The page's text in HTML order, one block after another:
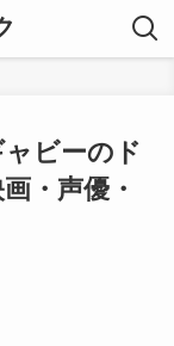
ャビーのド
・声優・